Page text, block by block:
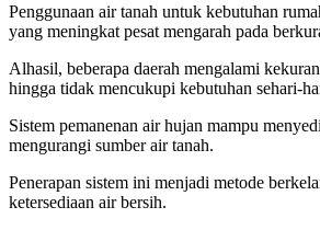
Penggunaan air tanah untuk kebutuhan
yang meningkat pesat mengarah pada
Alhasil, beberapa daerah mengalami
hingga tidak mencukupi kebutuhan sehari-
Sistem pemanenan air hujan mampu
mengurangi sumber air tanah.
Penerapan sistem ini menjadi metode
ketersediaan air bersih.